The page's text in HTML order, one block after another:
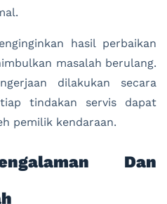
hasil perbaikan
masalah berulang.
dilakukan secara
tindakan servis dapat
pemilik kendaraan.
Dan